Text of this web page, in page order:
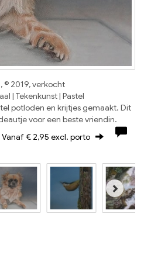
© 2019, verkocht
| Tekenkunst | Pastel
potloden en krijtjes gemaakt. Dit
voor een beste vriendin.
Vanaf € 2,95 excl. porto